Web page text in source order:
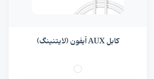
کابل AUX آیفون (لایتنینگ)